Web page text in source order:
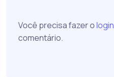
Você precisa fazer ologin
comentário.